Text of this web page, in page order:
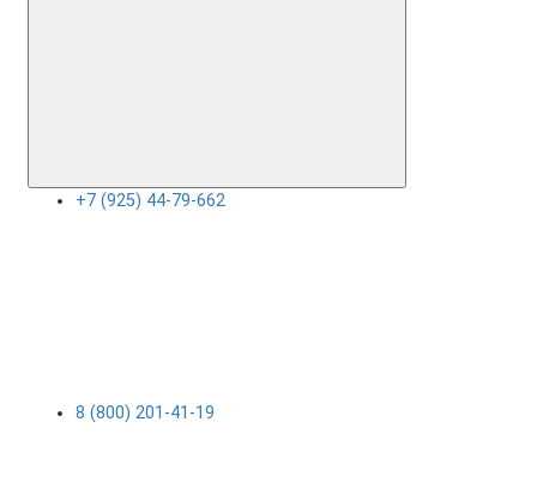
+7 (925) 44-79-662
8 (800) 201-41-19